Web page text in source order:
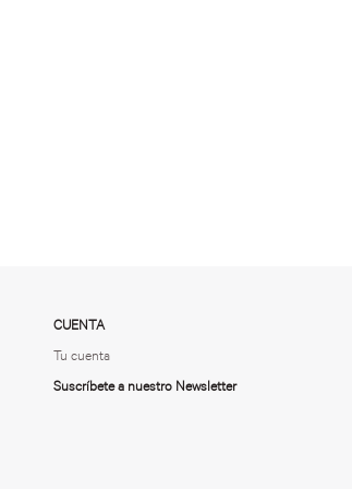
CUENTA
Tu cuenta
Suscríbete a nuestro Newsletter